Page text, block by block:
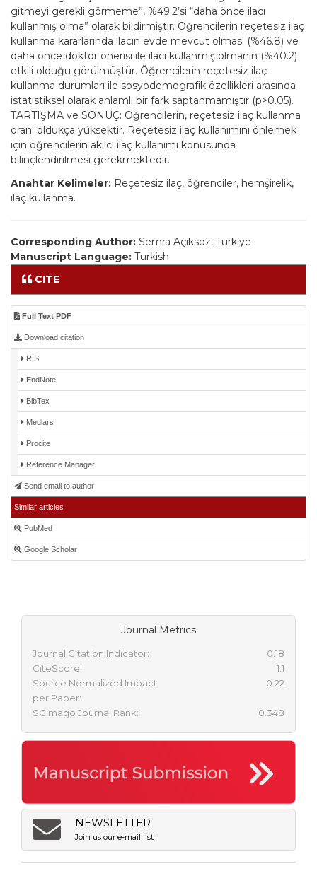
gitmeyi gerekli görmeme”, %49.2’si “daha önce ilacı
kullanmış olma” olarak bildirmiştir. Öğrencilerin reçetesiz ilaç
kullanma kararlarında ilacın evde mevcut olması (%46.8) ve
daha önce doktor önerisi ile ilacı kullanmış olmanın (%40.2)
etkili olduğu görülmüştür. Öğrencilerin reçetesiz ilaç
kullanma durumları ile sosyodemografik özellikleri arasında
istatistiksel olarak anlamlı bir fark saptanmamıştır (p>0.05).
TARTIŞMA ve SONUÇ: Öğrencilerin, reçetesiz ilaç kullanma
oranı oldukça yüksektir. Reçetesiz ilaç kullanımını önlemek
için öğrencilerin akılcı ilaç kullanımı konusunda
bilinçlendirilmesi gerekmektedir.
Anahtar Kelimeler: Reçetesiz ilaç, öğrenciler, hemşirelik,
ilaç kullanma.
Corresponding Author: Semra Açıksöz, Türkiye
Manuscript Language: Turkish
CITE
Full Text PDF
Download citation
RIS
EndNote
BibTex
Medlars
Procite
Reference Manager
Send email to author
Similar articles
PubMed
Google Scholar
Journal Metrics
Journal Citation Indicator:
0.18
CiteScore:
1.1
Source Normalized Impact
per Paper:
0.22
SCImago Journal Rank: 0.348
NEWSLETTER
Join us our e-mail list